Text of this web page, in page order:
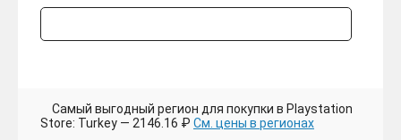
Самый выгодный регион для покупки в Playstation
Store: Turkey — 2146.16 ₽ См. цены в регионах